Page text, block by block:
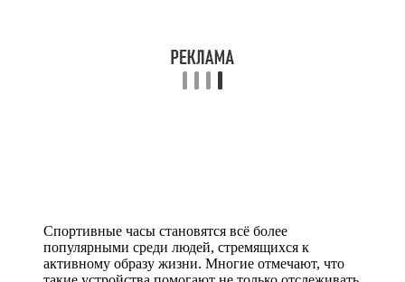
Спортивные часы становятся всё более
популярными среди людей, стремящихся к
активному образу жизни. Многие отмечают, что